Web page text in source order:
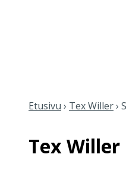
Etusivu › Tex Willer›
Tex Willer